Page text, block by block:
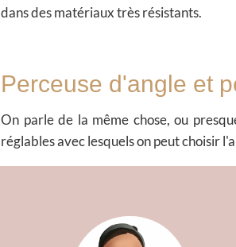
dans des matériaux très résistants.
Perceuse d'angle et
On parle de la même chose, ou
réglables avec lesquels on peut choisir